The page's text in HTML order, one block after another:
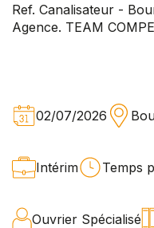
Ref. Canalisateur -
Agence. TEAM
02/07/2026
Intérim Temps
Ouvrier Spécialisé